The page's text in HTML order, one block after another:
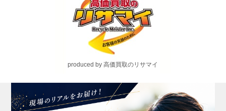
produced by 高価買取のリサマイ